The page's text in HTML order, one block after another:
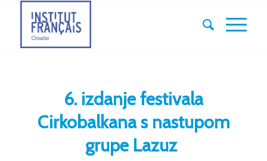
6. izdanje festivala
Cirkobalkana s nastupom
grupe Lazuz